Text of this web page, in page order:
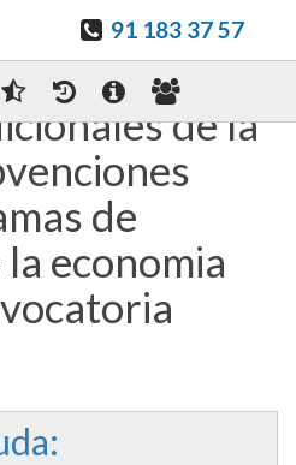
91 183 37 57
de la
de
economia